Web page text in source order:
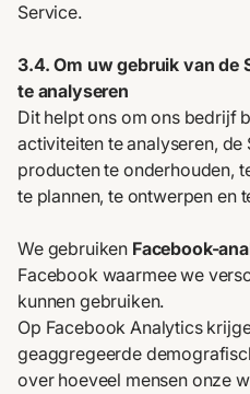
Service.
3.4. Om uw gebruik van de
te analyseren
Dit helpt ons om ons bedrijf
activiteiten te analyseren,
producten te onderhouden,
te plannen, te ontwerpen en
We gebruiken Facebook-
Facebook waarmee we
kunnen gebruiken.
Op Facebook Analytics
geaggregeerde
over hoeveel mensen onze